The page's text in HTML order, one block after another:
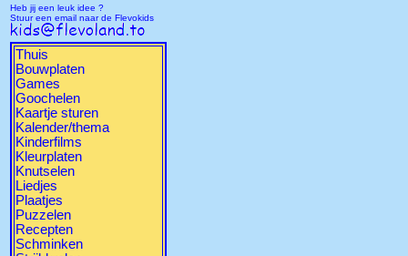
Heb jij een leuk idee ?
Stuur een email naar de Flevokids
Thuis
Bouwplaten
Games
Goochelen
Kaartje sturen
Kalender/thema
Kinderfilms
Kleurplaten
Knutselen
Liedjes
Plaatjes
Puzzelen
Recepten
Schminken